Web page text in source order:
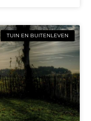
TUIN EN BUITENLEVEN